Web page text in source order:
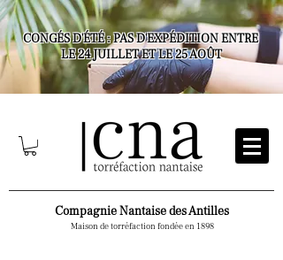
CONGÉS D'ÉTÉ : PAS D'EXPÉDITION ENTRE
LE 24 JUILLET ET LE 25 AOÛT
Compagnie Nantaise des Antilles
Maison de torréfaction fondée en 1898